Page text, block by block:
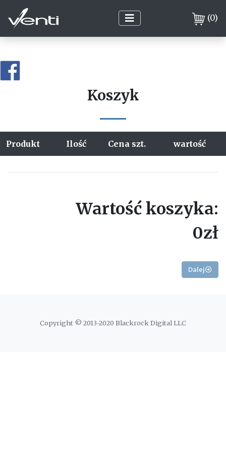
(0)
Koszyk
Produkt Ilość Cena szt. wartość
Wartość koszyka:
0zł
Dalej
Copyright © 2013-2020 Blackrock Digital LLC